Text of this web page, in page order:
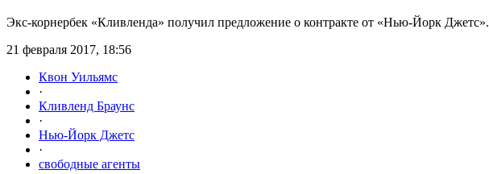
Экс-корнербек «Кливленда» получил предложение о контракте от «Нью-Йорк Джетс».
21 февраля 2017, 18:56
Квон Уильямс
·
Кливленд Браунс
·
Нью-Йорк Джетс
·
свободные агенты